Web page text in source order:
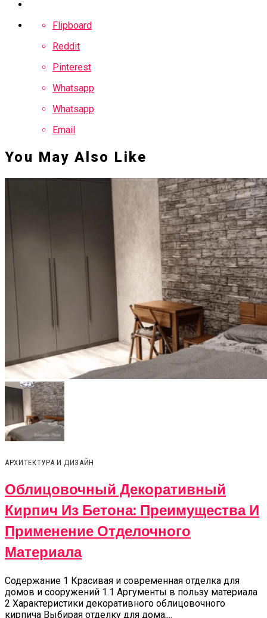
Flipboard
Reddit
Pinterest
Whatsapp
Whatsapp
Email
You May Also Like
АРХИТЕКТУРА И ДИЗАЙН
Облицовочный Декоративный
Кирпич Из Бетона: Преимущества И
Применение Отделочного
Материала
Содержание 1 Красивая и современная отделка для
домов и сооружений 1.1 Аргументы в пользу материала
2 Характеристики декоративного облицовочного
кирпича Выбирая отделку для дома,...